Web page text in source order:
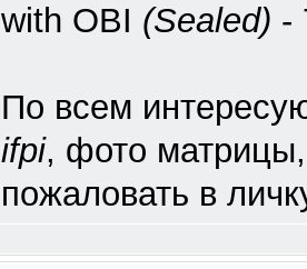
with OBI (Sealed) -
По всем
ifpi, фото
пожаловать в